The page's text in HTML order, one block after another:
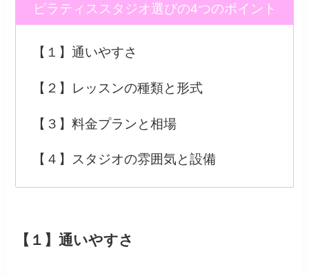
ピラティススタジオ選びの4つのポイント
【１】通いやすさ
【２】レッスンの種類と形式
【３】料金プランと相場
【４】スタジオの雰囲気と設備
【１】通いやすさ